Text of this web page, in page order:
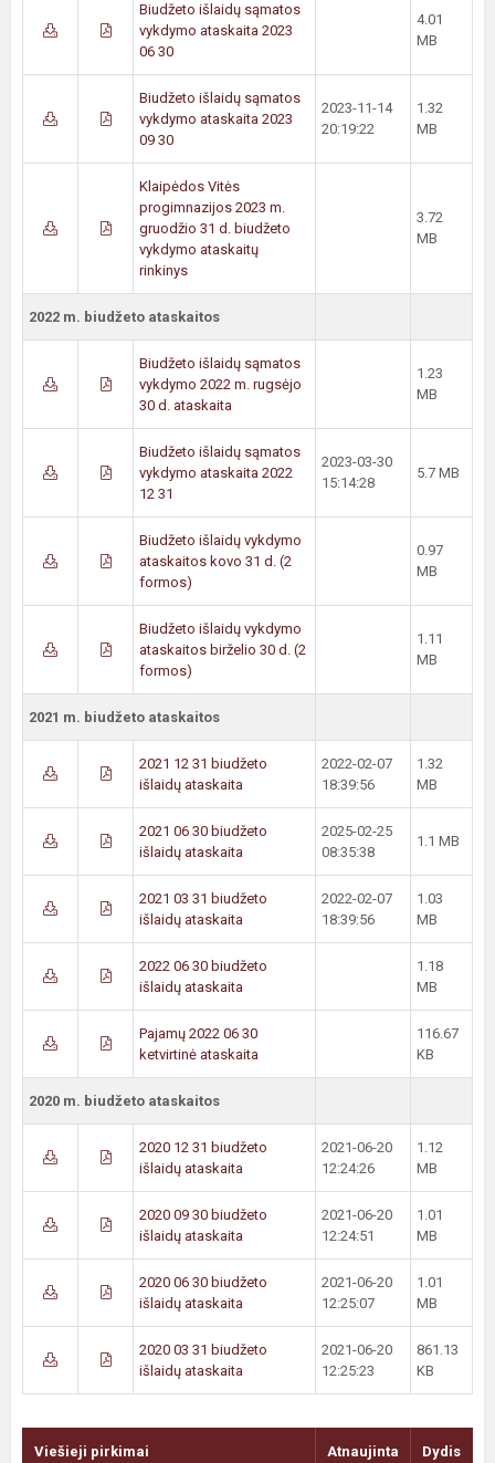
Biudžeto išlaidų sąmatos
vykdymo ataskaita 2023
06 30
4.01
MB
Biudžeto išlaidų sąmatos
vykdymo ataskaita 2023
09 30
2023-11-14
20:19:22
1.32
MB
Klaipėdos Vitės
progimnazijos 2023 m.
gruodžio 31 d. biudžeto
vykdymo ataskaitų
rinkinys
3.72
MB
2022 m. biudžeto ataskaitos
Biudžeto išlaidų sąmatos
vykdymo 2022 m. rugsėjo
30 d. ataskaita
1.23
MB
Biudžeto išlaidų sąmatos
vykdymo ataskaita 2022
12 31
2023-03-30
15:14:28
5.7 MB
Biudžeto išlaidų vykdymo
ataskaitos kovo 31 d. (2
formos)
0.97
MB
Biudžeto išlaidų vykdymo
ataskaitos birželio 30 d. (2
formos)
1.11
MB
2021 m. biudžeto ataskaitos
2021 12 31 biudžeto
išlaidų ataskaita
2022-02-07
18:39:56
1.32
MB
2021 06 30 biudžeto
išlaidų ataskaita
2025-02-25
08:35:38
1.1 MB
2021 03 31 biudžeto
išlaidų ataskaita
2022-02-07
18:39:56
1.03
MB
2022 06 30 biudžeto
išlaidų ataskaita
1.18
MB
Pajamų 2022 06 30
ketvirtinė ataskaita
116.67
KB
2020 m. biudžeto ataskaitos
2020 12 31 biudžeto
išlaidų ataskaita
2021-06-20
12:24:26
1.12
MB
2020 09 30 biudžeto
išlaidų ataskaita
2021-06-20
12:24:51
1.01
MB
2020 06 30 biudžeto
išlaidų ataskaita
2021-06-20
12:25:07
1.01
MB
2020 03 31 biudžeto
išlaidų ataskaita
2021-06-20
12:25:23
861.13
KB
Viešieji pirkimai Atnaujinta Dydis